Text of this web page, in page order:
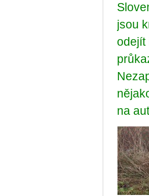
jsou
odejít
na